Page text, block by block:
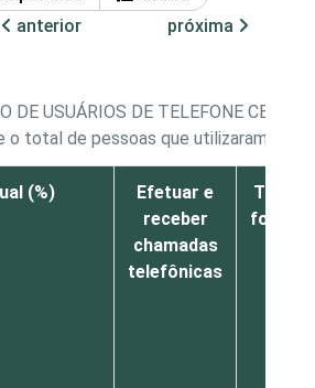
anterior
próxima
DE USUÁRIOS DE TELEFONE
o total de pessoas que utilizaram
(%)
Efetuar e
receber
chamadas
telefônicas
Tirar
fotos